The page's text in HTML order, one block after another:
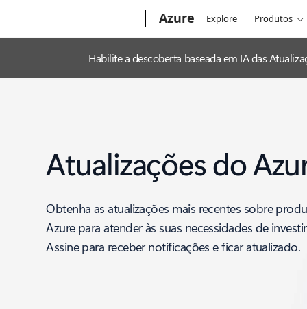
Azure Explore Produtos
Habilite a descoberta baseada em IA das
Atualizações do
Obtenha as atualizações mais recentes sobre
Azure para atender às suas necessidades de
Assine para receber notificações e ficar atualizado.